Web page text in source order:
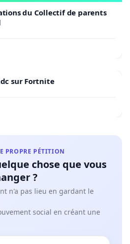
du Collectif de parents
sur Fortnite
PROPRE PÉTITION
chose que vous
?
n'a pas lieu en gardant le
social en créant une